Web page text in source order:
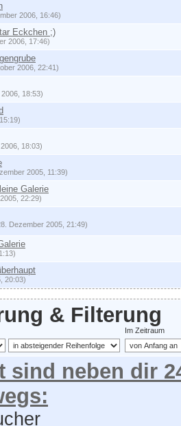
2006, 16:46)
Eckchen ;)
2006, 17:46)
2006, 22:41)
18:53)
18:03)
2005, 11:39)
Galerie
22:29)
Dezember 2005, 21:49)
20:03)
& Filterung
Im Zeitraum
sind neben dir